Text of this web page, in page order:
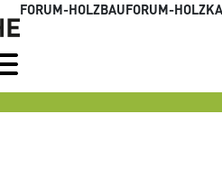
FORUM-HOLZBAUFORUM-